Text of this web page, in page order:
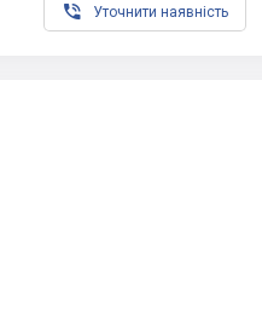
 Уточнити наявність